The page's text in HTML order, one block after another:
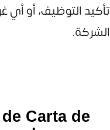
تأكيد التوظيف، أو
الشركة.